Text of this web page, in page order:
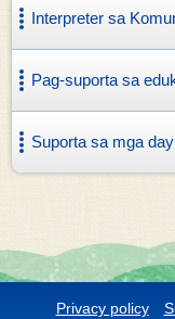
Interpreter sa
Pag-suporta sa
Suporta sa mga
Privacy policy